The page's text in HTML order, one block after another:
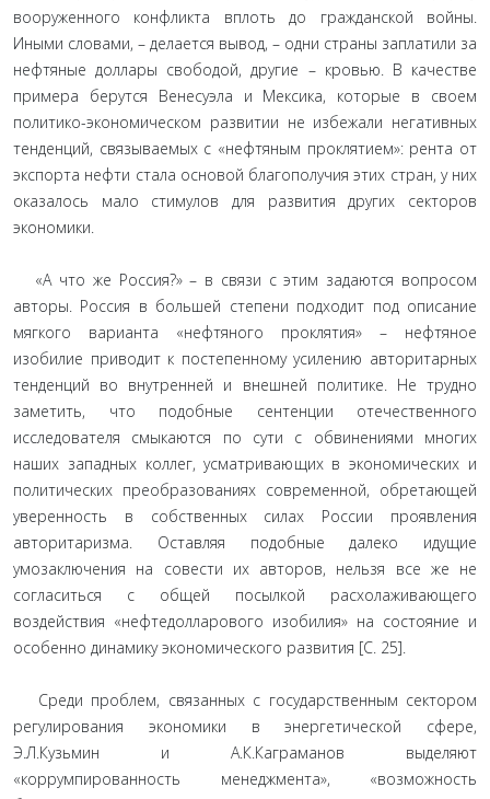
вооруженного конфликта вплоть до гражданской войны.
Иными словами, – делается вывод, – одни страны заплатили за
нефтяные доллары свободой, другие – кровью. В качестве
примера берутся Венесуэла и Мексика, которые в своем
политико-экономическом развитии не избежали негативных
тенденций, связываемых с «нефтяным проклятием»: рента от
экспорта нефти стала основой благополучия этих стран, у них
оказалось мало стимулов для развития других секторов
экономики.
«А что же Россия?» – в связи с этим задаются вопросом
авторы. Россия в большей степени подходит под описание
мягкого варианта «нефтяного проклятия» – нефтяное
изобилие приводит к постепенному усилению авторитарных
тенденций во внутренней и внешней политике. Не трудно
заметить, что подобные сентенции отечественного
исследователя смыкаются по сути с обвинениями многих
наших западных коллег, усматривающих в экономических и
политических преобразованиях современной, обретающей
уверенность в собственных силах России проявления
авторитаризма. Оставляя подобные далеко идущие
умозаключения на совести их авторов, нельзя все же не
согласиться с общей посылкой расхолаживающего
воздействия «нефтедолларового изобилия» на состояние и
особенно динамику экономического развития [С. 25].
Среди проблем, связанных с государственным сектором
регулирования экономики в энергетической сфере,
Э.Л.Кузьмин и А.К.Каграманов выделяют
«коррумпированность менеджмента», «возможность